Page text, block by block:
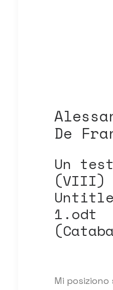
De
Un
(VIII)
1.odt
Mi